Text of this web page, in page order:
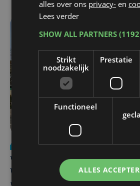
Nieuws
wo 5 augustus | 11:57
Vier Oostendse gynaecologen
West, dat ook een nieuwe voltijdse
alles over ons privacy- en
Lees verder
SHOW ALL PARTNERS
Strikt
noodzakelijk
Prestatie
Functioneel
ALLES